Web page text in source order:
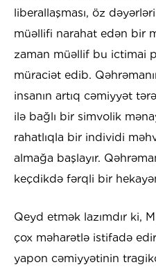
liberallaşması, öz
müəllifi narahat edən bir
zaman müəllif bu ictimai
müraciət edib.
insanın artıq cəmiyyət
ilə bağlı bir simvolik
rahatlıqla bir individi
almağa başlayır.
keçdikdə fərqli bir
Qeyd etmək lazımdır ki,
çox məharətlə istifadə
yapon cəmiyyətinin